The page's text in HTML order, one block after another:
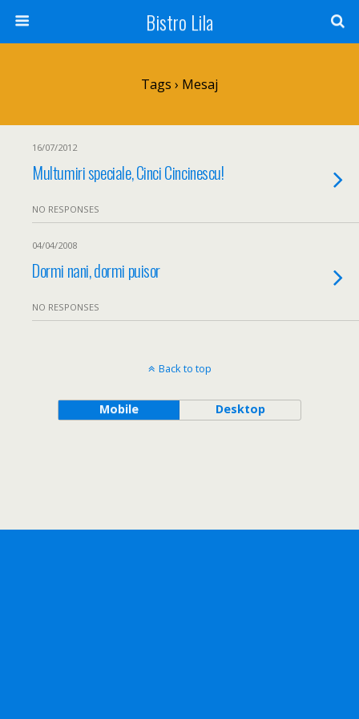
Bistro Lila
Tags › Mesaj
16/07/2012
Multumiri speciale, Cinci Cincinescu!
NO RESPONSES
04/04/2008
Dormi nani, dormi puisor
NO RESPONSES
Back to top
Mobile Desktop